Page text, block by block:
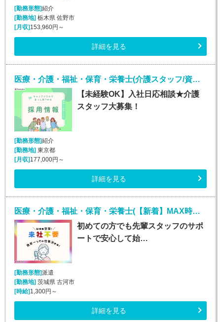
[勤務形態]紹介
[勤務地]栃木県 佐野市
[月収]153,960円～
詳細を見る
医療・介護・福祉・保育・栄養士(介護スタッフ/資格なしOK/未経験/第二新卒/50代歓迎)
【未経験OK】入社日応相談★介護
スタッフ大募集！
[勤務形態]紹介
[勤務地]東京都
[月収]177,000円～
詳細を見る
医療・介護・福祉・保育・栄養士(【新着】MAX時給1800円！介護施設での生活介助)
初めての方でも先輩スタッフのサポ
ートで安心して始…
[勤務形態]派遣
[勤務地] 茨城県 古河市
[時給] 1,300円～
詳細を見る